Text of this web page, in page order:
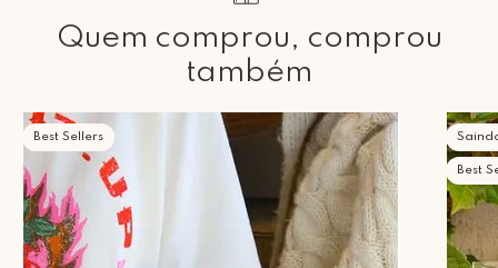
Quem comprou, comprou
também
Best Sellers
Best